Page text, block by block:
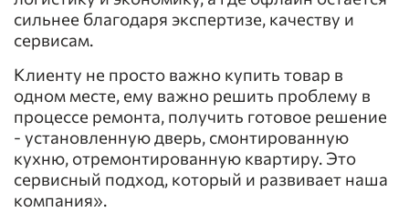
сильнее благодаря экспертизе, качеству и
сервисам.
Клиенту не просто важно купить товар в
одном месте, ему важно решить проблему в
процессе ремонта, получить готовое решение
- установленную дверь, смонтированную
кухню, отремонтированную квартиру. Это
сервисный подход, который и развивает наша
компания».